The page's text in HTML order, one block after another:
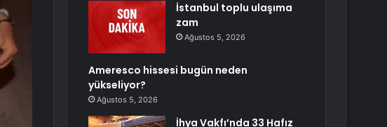
İstanbul toplu ulaşıma
zam
Ağustos 5, 2026
Ameresco hissesi bugün neden
yükseliyor?
Ağustos 5, 2026
İhya Vakfı’nda 33 Hafız